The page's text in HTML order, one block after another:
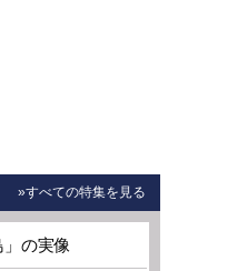
»すべての特集を見る
の実像